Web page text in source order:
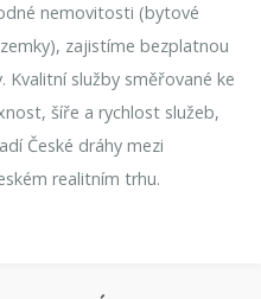
nemovitosti (bytové
zajistíme bezplatnou
Kvalitní služby směřované ke
šíře a rychlost služeb,
České dráhy mezi
realitním trhu.